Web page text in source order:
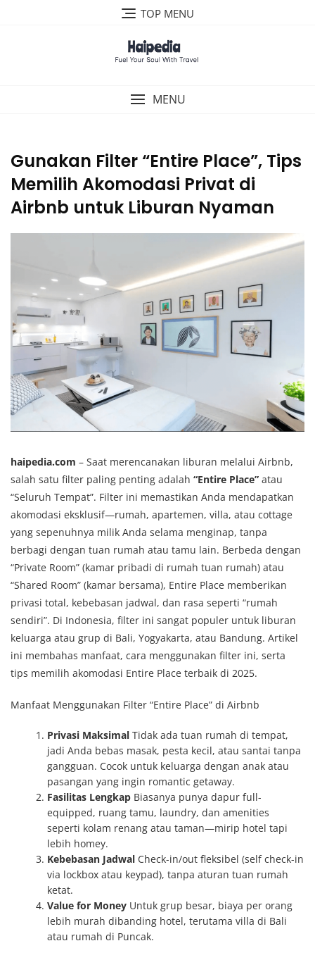
TOP MENU
MENU
Gunakan Filter “Entire Place”, Tips
Memilih Akomodasi Privat di
Airbnb untuk Liburan Nyaman
haipedia.com – Saat merencanakan liburan melalui Airbnb,
salah satu filter paling penting adalah “Entire Place” atau
“Seluruh Tempat”. Filter ini memastikan Anda mendapatkan
akomodasi eksklusif—rumah, apartemen, villa, atau cottage
yang sepenuhnya milik Anda selama menginap, tanpa
berbagi dengan tuan rumah atau tamu lain. Berbeda dengan
“Private Room” (kamar pribadi di rumah tuan rumah) atau
“Shared Room” (kamar bersama), Entire Place memberikan
privasi total, kebebasan jadwal, dan rasa seperti “rumah
sendiri”. Di Indonesia, filter ini sangat populer untuk liburan
keluarga atau grup di Bali, Yogyakarta, atau Bandung. Artikel
ini membahas manfaat, cara menggunakan filter ini, serta
tips memilih akomodasi Entire Place terbaik di 2025.
Manfaat Menggunakan Filter “Entire Place” di Airbnb
Privasi Maksimal Tidak ada tuan rumah di tempat,
jadi Anda bebas masak, pesta kecil, atau santai tanpa
gangguan. Cocok untuk keluarga dengan anak atau
pasangan yang ingin romantic getaway.
Fasilitas Lengkap Biasanya punya dapur full-
equipped, ruang tamu, laundry, dan amenities
seperti kolam renang atau taman—mirip hotel tapi
lebih homey.
Kebebasan Jadwal Check-in/out fleksibel (self check-in
via lockbox atau keypad), tanpa aturan tuan rumah
ketat.
Value for Money Untuk grup besar, biaya per orang
lebih murah dibanding hotel, terutama villa di Bali
atau rumah di Puncak.